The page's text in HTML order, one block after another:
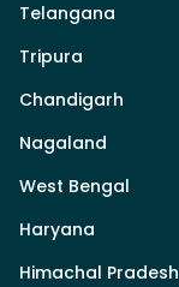
Telangana
Tripura
Chandigarh
Nagaland
West Bengal
Haryana
Himachal Pradesh